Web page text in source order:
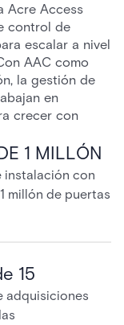
Acre Access
control de
escalar a nivel
AAC como
la gestión de
en
crecer con
1 MILLÓN
instalación con
millón de puertas
15
adquisiciones